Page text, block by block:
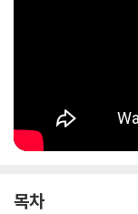
목차